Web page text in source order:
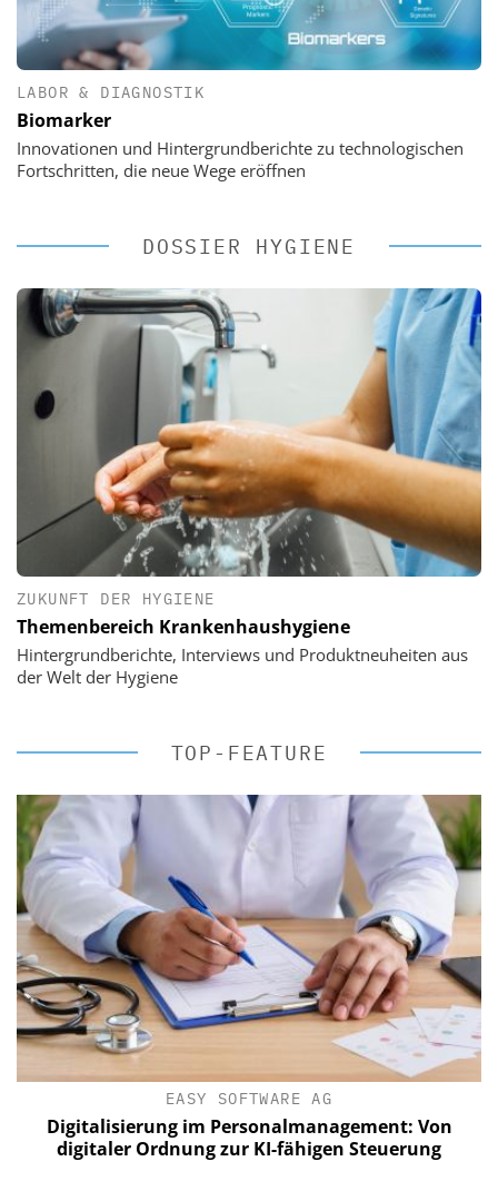
LABOR & DIAGNOSTIK
Biomarker
Innovationen und Hintergrundberichte zu technologischen
Fortschritten, die neue Wege eröffnen
DOSSIER HYGIENE
ZUKUNFT DER HYGIENE
Themenbereich Krankenhaushygiene
Hintergrundberichte, Interviews und Produktneuheiten aus
der Welt der Hygiene
TOP-FEATURE
EASY SOFTWARE AG
Digitalisierung im Personalmanagement: Von
digitaler Ordnung zur KI-fähigen Steuerung